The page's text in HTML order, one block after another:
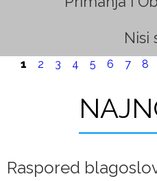
Nisi
e
1 2 3 4 5 6 7 8
Raspored